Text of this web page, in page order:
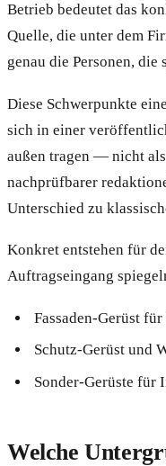
Betrieb bedeutet das
Quelle, die unter dem
genau die Personen, die
Diese Schwerpunkte
sich in einer
außen tragen — nicht als
nachprüfbarer
Unterschied zu
Konkret entstehen für
Auftragseingang
Fassaden-Gerüst
Schutz-Gerüst und
Sonder-Gerüste für
Welche